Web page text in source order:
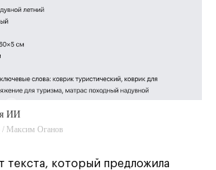
ИИ
/ Максим Оганов
текста, который предложила